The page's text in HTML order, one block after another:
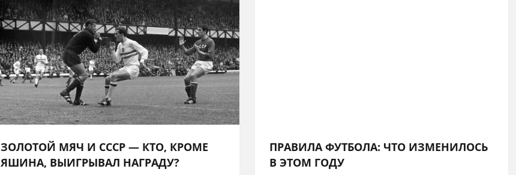
ЗОЛОТОЙ МЯЧ И СССР — КТО, КРОМЕ
ЯШИНА, ВЫИГРЫВАЛ НАГРАДУ?
ПРАВИЛА ФУТБОЛА: ЧТО ИЗМЕНИЛОСЬ
В ЭТОМ ГОДУ